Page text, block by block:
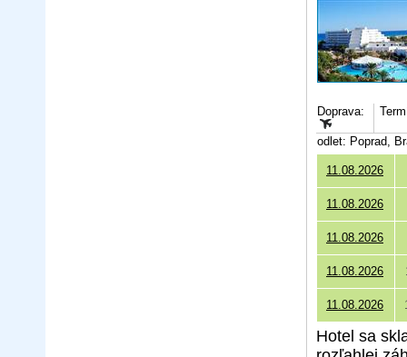
Doprava:
odlet: Poprad,
11.08.2026
11.08.2026
11.08.2026
11.08.2026
11.08.2026
Hotel sa